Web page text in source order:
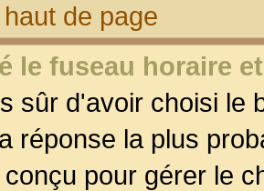
de page
le fuseau horaire
sûr d'avoir choisi le
réponse la plus
pour gérer le